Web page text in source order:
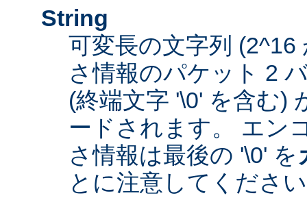
String
可変長の文字列 (2^16
さ情報のパケット 2
(終端文字 '\0' を含む)
ードされます。 エン
さ情報は最後の '\0' を
とに注意してくだ